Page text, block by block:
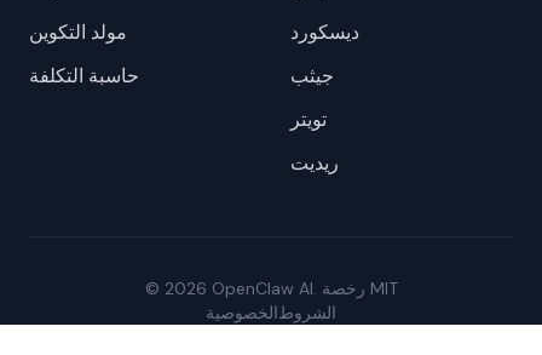
مولد التكوين
حاسبة التكلفة
ديسكورد
جيثب
تويتر
ريديت
© 2026 OpenClaw AI. رخصة MIT
الخصوصيةالشروط